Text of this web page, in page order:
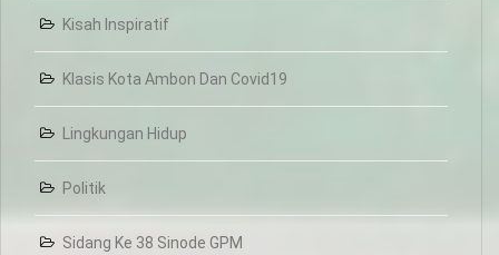
Kisah Inspiratif
Klasis Kota Ambon Dan Covid19
Lingkungan Hidup
Politik
Sidang Ke 38 Sinode GPM